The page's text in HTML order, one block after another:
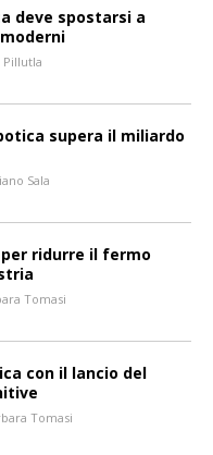
deve spostarsi a
Pillutla
supera il miliardo
Sala
ridurre il fermo
Tomasi
con il lancio del
Tomasi